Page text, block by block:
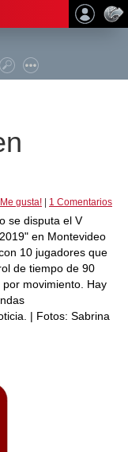
Me gusta! 1 Comentarios
se disputa el V
en Montevideo
10 jugadores que
de tiempo de 90
movimiento. Hay
| Fotos: Sabrina